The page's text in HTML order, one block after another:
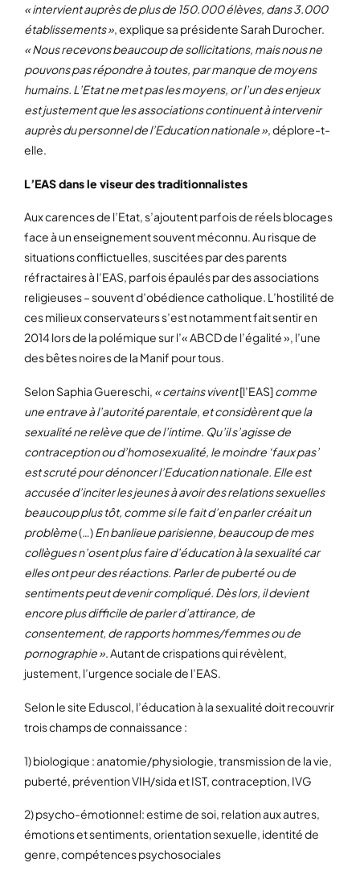
« intervient auprès de plus de 150.000 élèves, dans 3.000
établissements », explique sa présidente Sarah Durocher.
« Nous recevons beaucoup de sollicitations, mais nous ne
pouvons pas répondre à toutes, par manque de moyens
humains. L’Etat ne met pas les moyens, or l’un des enjeux
est justement que les associations continuent à intervenir
auprès du personnel de l’Education nationale », déplore-t-
elle.
L’EAS dans le viseur des traditionnalistes
Aux carences de l’Etat, s’ajoutent parfois de réels blocages
face à un enseignement souvent méconnu. Au risque de
situations conflictuelles, suscitées par des parents
réfractaires à l’EAS, parfois épaulés par des associations
religieuses – souvent d’obédience catholique. L’hostilité de
ces milieux conservateurs s’est notamment fait sentir en
2014 lors de la polémique sur l’« ABCD de l’égalité », l’une
des bêtes noires de la Manif pour tous.
Selon Saphia Guereschi, « certains vivent[l’EAS]comme
une entrave à l’autorité parentale, et considèrent que la
sexualité ne relève que de l’intime. Qu’il s’agisse de
contraception ou d’homosexualité, le moindre ‘faux pas’
est scruté pour dénoncer l’Education nationale. Elle est
accusée d’inciter les jeunes à avoir des relations sexuelles
beaucoup plus tôt, comme si le fait d’en parler créait un
problème(…)En banlieue parisienne, beaucoup de mes
collègues n’osent plus faire d’éducation à la sexualité car
elles ont peur des réactions. Parler de puberté ou de
sentiments peut devenir compliqué. Dès lors, il devient
encore plus difficile de parler d’attirance, de
consentement, de rapports hommes/femmes ou de
pornographie ». Autant de crispations qui révèlent,
justement, l’urgence sociale de l’EAS.
Selon le site Eduscol, l’éducation à la sexualité doit recouvrir
trois champs de connaissance :
1) biologique : anatomie/physiologie, transmission de la vie,
puberté, prévention VIH/sida et IST, contraception, IVG
2) psycho-émotionnel: estime de soi, relation aux autres,
émotions et sentiments, orientation sexuelle, identité de
genre, compétences psychosociales